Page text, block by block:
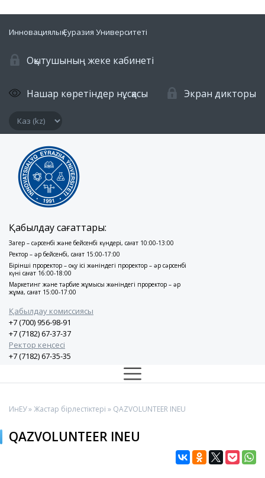
Инновациялық Еуразия Университеті
Оқытушының жеке кабинеті
Нашар көретіндер нұсқасы Экран дикторы
Қабылдау сағаттары:
Заңгер – сәрсенбі және бейсенбі күндері, сағат 10:00-13:00
Ректор – әр бейсенбі, сағат 15:00-17:00
Бірінші проректор – оқу ісі жөніндегі проректор – әр сәрсенбі
күні сағат 16:00-18:00
Маркетинг және тәрбие жұмысы жөніндегі проректор – әр
жұма, сағат 15:00-17:00
Қабылдау комиссиясы
+7 (700) 956-98-91
+7 (7182) 67-37-37
Ректор кеңсесі
+7 (7182) 67-35-35
ИнЕУ»Жастар бірлестіктері » QAZVOLUNTEER INEU
QAZVOLUNTEER INEU